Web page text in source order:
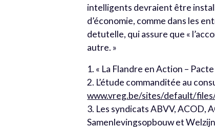
intelligents devraient être
d’économie, comme dans les
detutelle, qui assure que «
autre. »
1. « La Flandre en Action –
2. L’étude commanditée au
www.vreg.be/sites/default/
3. Les syndicats ABVV, ACOD,
Samenlevingsopbouw et